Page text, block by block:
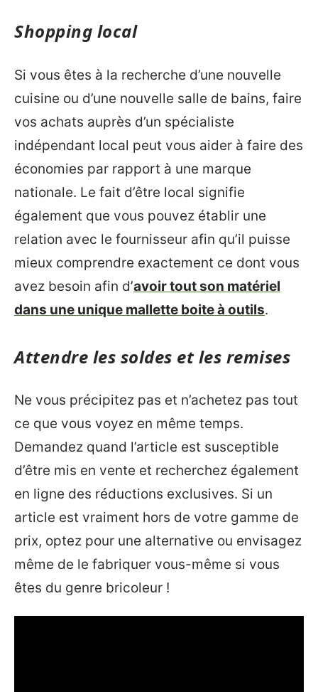
Shopping local
Si vous êtes à la recherche d’une nouvelle
cuisine ou d’une nouvelle salle de bains, faire
vos achats auprès d’un spécialiste
indépendant local peut vous aider à faire des
économies par rapport à une marque
nationale. Le fait d’être local signifie
également que vous pouvez établir une
relation avec le fournisseur afin qu’il puisse
mieux comprendre exactement ce dont vous
avez besoin afin d’avoir tout son matériel
dans une unique mallette boite à outils.
Attendre les soldes et les remises
Ne vous précipitez pas et n’achetez pas tout
ce que vous voyez en même temps.
Demandez quand l’article est susceptible
d’être mis en vente et recherchez également
en ligne des réductions exclusives. Si un
article est vraiment hors de votre gamme de
prix, optez pour une alternative ou envisagez
même de le fabriquer vous-même si vous
êtes du genre bricoleur !